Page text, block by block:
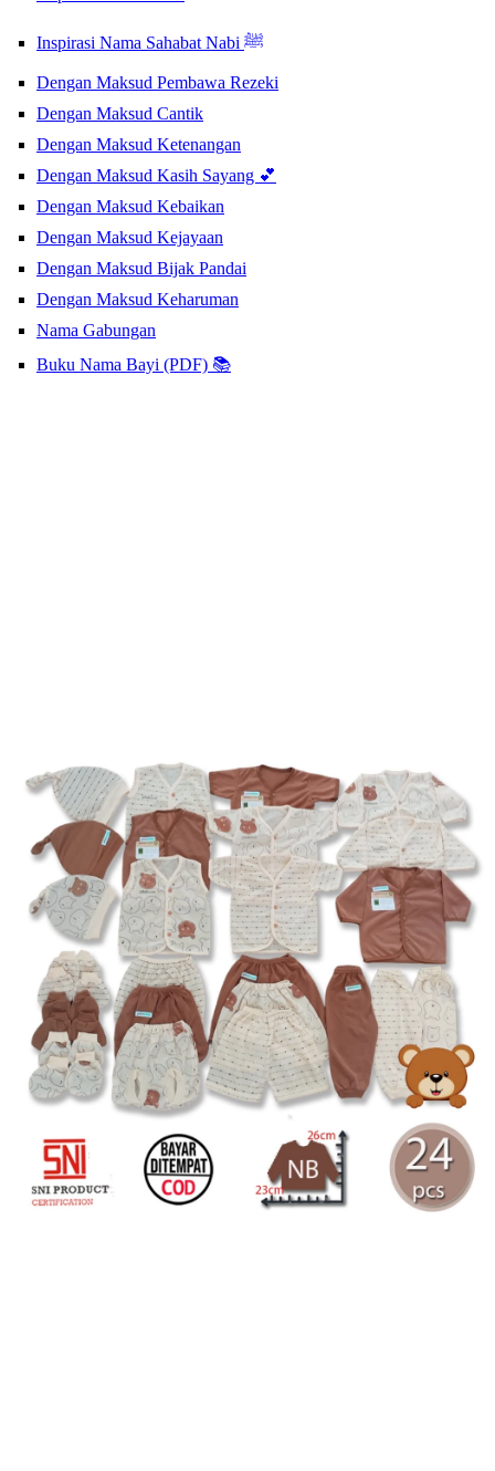
Inspirasi Nama Sahabat Nabi ﷺ
Dengan Maksud Pembawa Rezeki
Dengan Maksud Cantik
Dengan Maksud Ketenangan
Dengan Maksud Kasih Sayang 💕
Dengan Maksud Kebaikan
Dengan Maksud Kejayaan
Dengan Maksud Bijak Pandai
Dengan Maksud Keharuman
Nama Gabungan
Buku Nama Bayi (PDF) 📚